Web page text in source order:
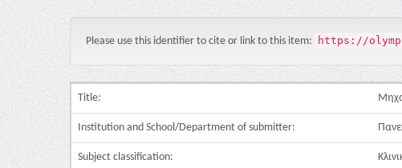
Please use this identifier to cite or link to this item: https://
Title:
Institution and School/Department of submitter:
Subject classification: